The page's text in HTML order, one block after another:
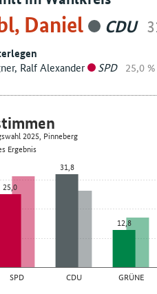
Daniel CDU
Ralf Alexander SPD 25,0 %
SPD CDU GRÜNE
25,0
31,8
12,8
2025, Pinneberg
Ergebnis